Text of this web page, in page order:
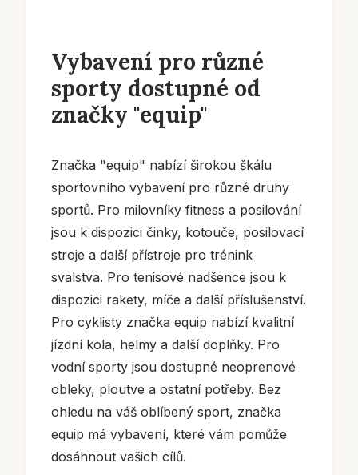
Vybavení pro různé
sporty dostupné od
značky "equip"
Značka "equip" nabízí širokou škálu
sportovního vybavení pro různé druhy
sportů. Pro milovníky fitness a posilování
jsou k dispozici činky, kotouče, posilovací
stroje a další přístroje pro trénink
svalstva. Pro tenisové nadšence jsou k
dispozici rakety, míče a další příslušenství.
Pro cyklisty značka equip nabízí kvalitní
jízdní kola, helmy a další doplňky. Pro
vodní sporty jsou dostupné neoprenové
obleky, ploutve a ostatní potřeby. Bez
ohledu na váš oblíbený sport, značka
equip má vybavení, které vám pomůže
dosáhnout vašich cílů.